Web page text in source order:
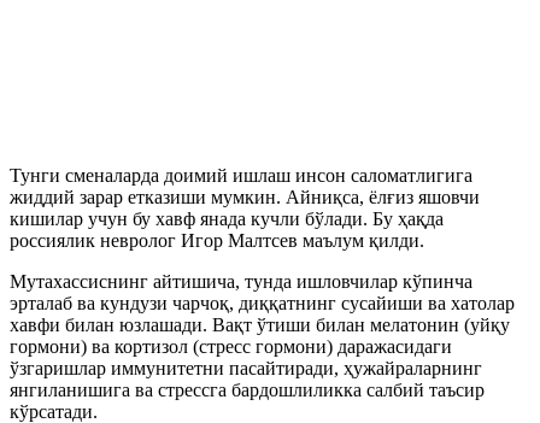
Тунги сменаларда доимий ишлаш инсон саломатлигига
жиддий зарар етказиши мумкин. Айниқса, ёлғиз яшовчи
кишилар учун бу хавф янада кучли бўлади. Бу ҳақда
россиялик невролог Игор Малтсев маълум қилди.
Мутахассиснинг айтишича, тунда ишловчилар кўпинча
эрталаб ва кундузи чарчоқ, диққатнинг сусайиши ва хатолар
хавфи билан юзлашади. Вақт ўтиши билан мелатонин (уйқу
гормони) ва кортизол (стресс гормони) даражасидаги
ўзгаришлар иммунитетни пасайтиради, ҳужайраларнинг
янгиланишига ва стрессга бардошлиликка салбий таъсир
кўрсатади.